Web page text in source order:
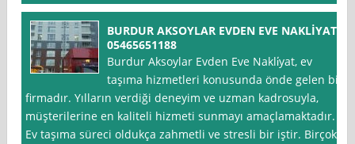
BURDUR AKSOYLAR EVDEN EVE NAKLİYAT
05465651188
Burdur Aksoylar Evden Eve Nakli̇yat, ev
taşıma hizmetleri konusunda önde gelen bir
firmadır. Yılların verdiği deneyim ve uzman kadrosuyla,
müşterilerine en kaliteli hizmeti sunmayı amaçlamaktadır.
Ev taşıma süreci oldukça zahmetli ve stresli bir iştir. Birçok